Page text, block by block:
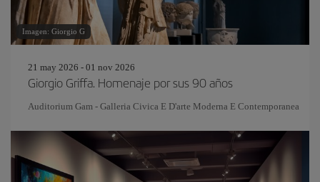
Imagen: Giorgio G
21 may 2026 - 01 nov 2026
Giorgio Griffa. Homenaje por sus 90 años
Auditorium Gam - Galleria Civica E D'arte Moderna E Contemporanea